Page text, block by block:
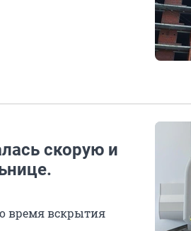
скорую и
время вскрытия